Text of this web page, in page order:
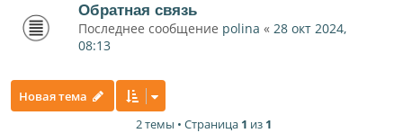
Обратная связь
Последнее сообщение polina « 28 окт 2024,
08:13
Новая тема
2 темы • Страница 1 из 1